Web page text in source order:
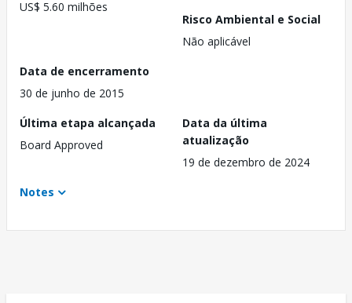
US$ 5.60 milhões
Risco Ambiental e Social
Não aplicável
Data de encerramento
30 de junho de 2015
Última etapa alcançada
Board Approved
Data da última
atualização
19 de dezembro de 2024
Notes